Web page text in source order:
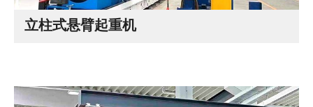
立柱式悬臂起重机